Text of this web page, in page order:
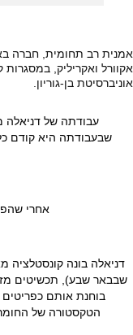
אמנית רב תחומית, חברה
אקוורל ואקריליק,
אוניברסיטת בן-גוריון.
אחרי
הטקסטורה של